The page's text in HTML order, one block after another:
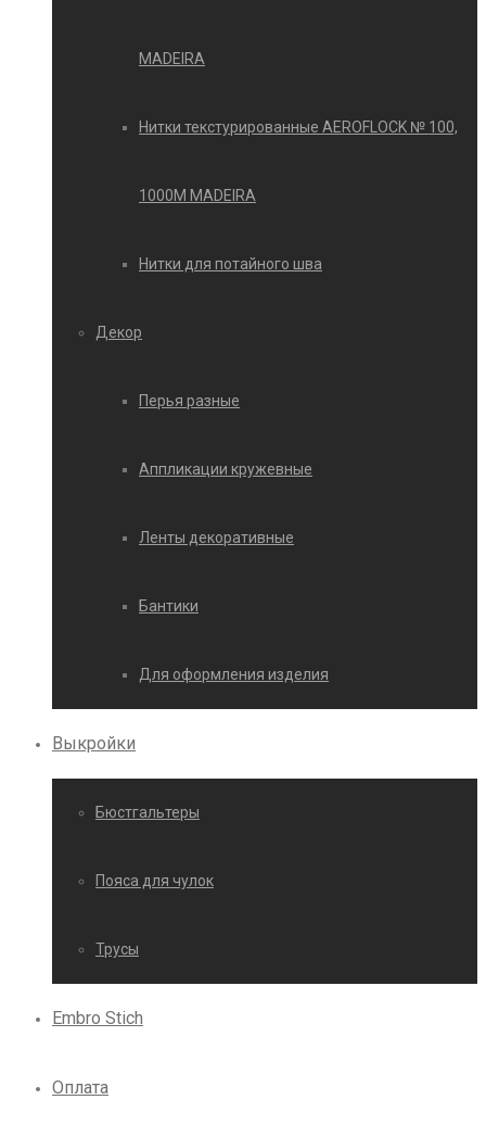
MADEIRA
Нитки текстурированные AEROFLOCK № 100,
1000М MADEIRA
Нитки для потайного шва
Декор
Перья разные
Аппликации кружевные
Ленты декоративные
Бантики
Для оформления изделия
Выкройки
Бюстгальтеры
Пояса для чулок
Трусы
Embro Stich
Оплата